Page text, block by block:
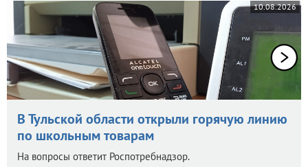
10.08.2026
В Тульской области открыли горячую линию
по школьным товарам
На вопросы ответит Роспотребнадзор.